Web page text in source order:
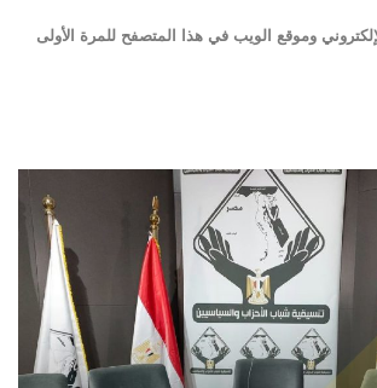
وموقع الويب في هذا المتصفح للمرة الأولى